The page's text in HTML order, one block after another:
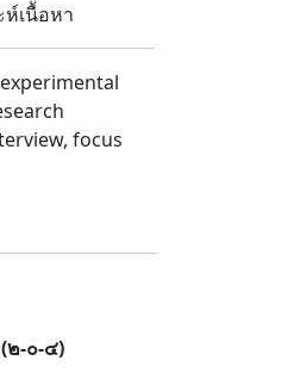
เนื้อหา
focus
(๒-๐-๔)